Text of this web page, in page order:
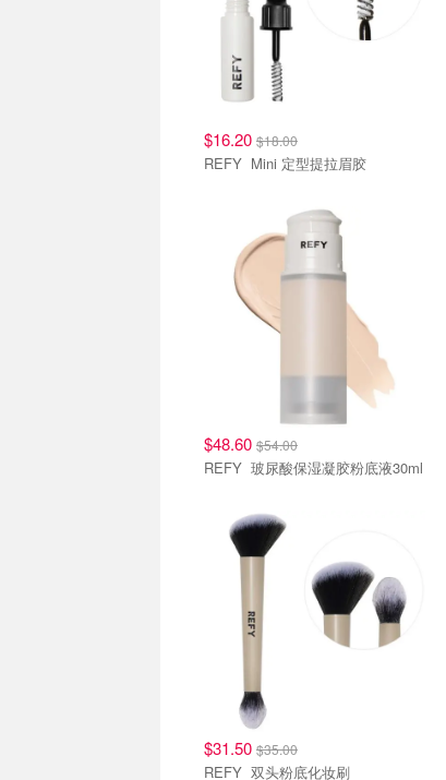
$16.20 $18.00
REFY Mini 定型提拉眉胶
$48.60 $54.00
REFY 玻尿酸保湿凝胶粉底液30ml
$31.50 $35.00
REFY 双头粉底化妆刷